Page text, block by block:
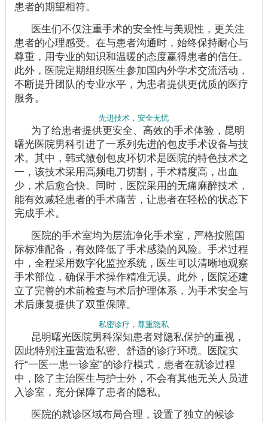
患者的期望相符。
医生们不仅注重手术的安全性与美观性，更关注
患者的心理感受。在与患者沟通时，始终保持耐心与
尊重，用专业的知识和温暖的态度赢得患者的信任。
此外，医院定期组织医生参加国内外学术交流活动，
不断提升团队的专业水平，为患者提供更优质的医疗
服务。
先进技术，安全无忧
为了给患者提供更安全、高效的手术体验，昆明
曙光医院男科引进了一系列先进的包皮手术设备与技
术。其中，韩式微创包皮环切术是医院的特色技术之
一，该技术采用高频电刀切割，手术精度高，出血
少，术后愈合快。同时，医院采用的无痛麻醉技术，
能有效减轻患者的手术痛苦，让患者在轻松的状态下
完成手术。
医院的手术室均为层流净化手术室，严格按照国
际标准配备，有效降低了手术感染的风险。手术过程
中，全程采用数字化监控系统，医生可以清晰地观察
手术部位，确保手术操作精准无误。此外，医院还建
立了完善的术前检查与术后护理体系，为手术安全与
术后康复提供了双重保障。
私密诊疗，尊重隐私
昆明曙光医院男科深知患者对隐私保护的重视，
因此特别注重营造私密、舒适的诊疗环境。医院实
行“一医一患一诊室”的诊疗模式，患者在就诊过程
中，除了主治医生与护士外，不会有其他无关人员进
入诊室，充分保障了患者的隐私。
医院的就诊区域布局合理，设置了独立的候诊